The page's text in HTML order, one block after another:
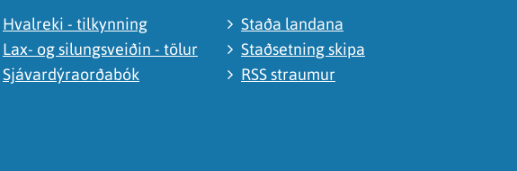
Hvalreki - tilkynning
Lax- og silungsveiðin - tölur
Sjávardýraorðabók
Staða landana
Staðsetning skipa
RSS straumur